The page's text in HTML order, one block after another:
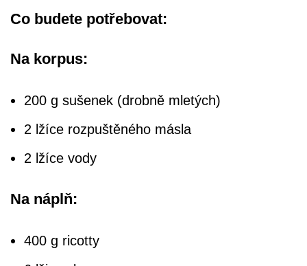
Co budete potřebovat:
Na korpus:
200 g sušenek (drobně mletých)
2 lžíce rozpuštěného másla
2 lžíce vody
Na náplň:
400 g ricotty